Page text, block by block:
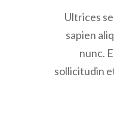
Ultrices
sapien
nunc.
sollicitudin